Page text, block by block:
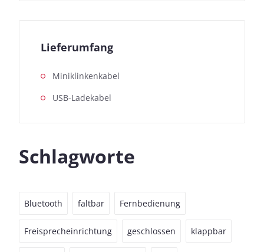
Lieferumfang
Miniklinkenkabel
USB-Ladekabel
Schlagworte
Bluetooth faltbar Fernbedienung
Freisprecheinrichtung geschlossen klappbar